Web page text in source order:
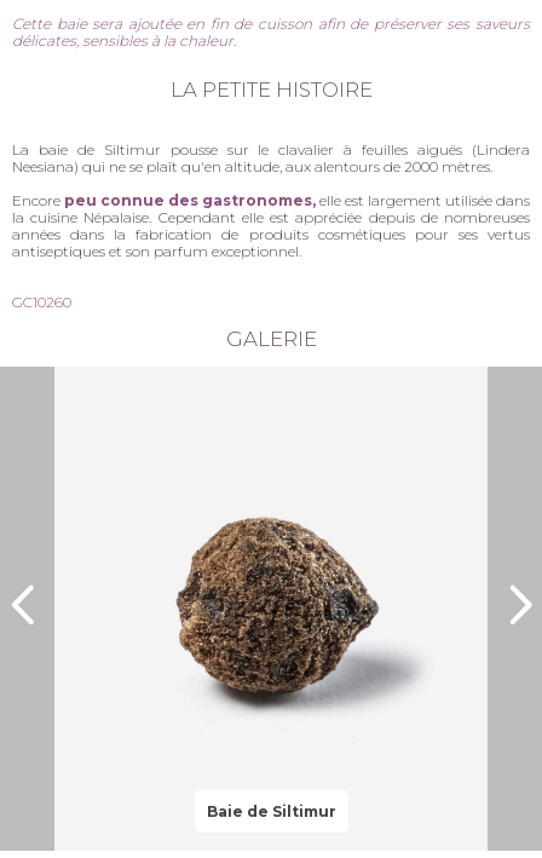
Cette baie sera ajoutée en fin de cuisson afin de préserver ses saveurs
délicates, sensibles à la chaleur.
LA PETITE HISTOIRE
La baie de Siltimur pousse sur le clavalier à feuilles aiguës (Lindera
Neesiana) qui ne se plaît qu'en altitude, aux alentours de 2000 mètres.
Encore peu connue des gastronomes, elle est largement utilisée dans
la cuisine Népalaise. Cependant elle est appréciée depuis de nombreuses
années dans la fabrication de produits cosmétiques pour ses vertus
antiseptiques et son parfum exceptionnel.
GC10260
GALERIE
Baie de Siltimur